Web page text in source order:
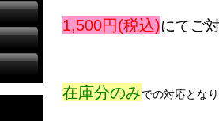
1,500円(税込)にてご
在庫分のみでの対応とな